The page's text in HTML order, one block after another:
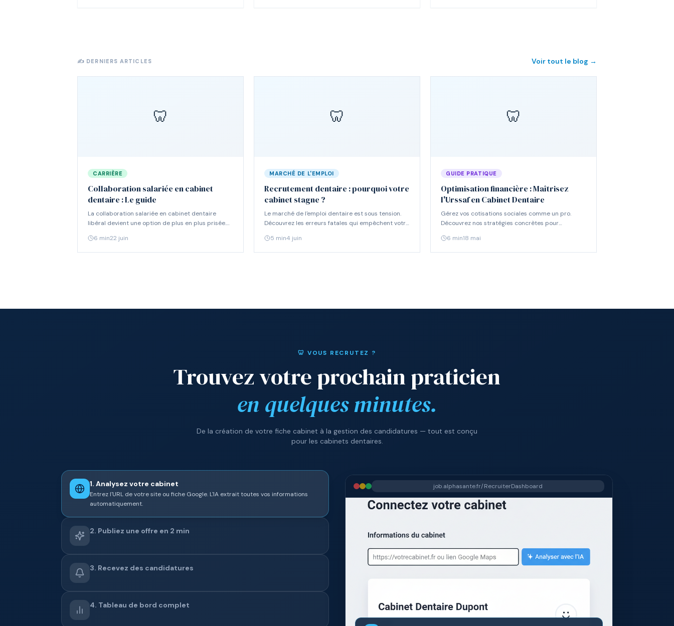
✍️ DERNIERS ARTICLES Voir tout le blog →
🦷
CARRIÈRE
Collaboration salariée en cabinet
dentaire : Le guide
La collaboration salariée en cabinet dentaire
libéral devient une option de plus en plus prisée.
transition.
6 min22 juin
🦷
MARCHÉ DE L'EMPLOI
Recrutement dentaire : pourquoi votre
cabinet stagne ?
Le marché de l'emploi dentaire est sous tension.
Découvrez les erreurs fatales qui empêchent votre
remédier.
5 min4 juin
🦷
GUIDE PRATIQUE
Optimisation financière : Maîtrisez
l'Urssaf en Cabinet Dentaire
Gérez vos cotisations sociales comme un pro.
Découvrez nos stratégies concrètes pour
améliorer votre trésorerie.
6 min18 mai
🦷 VOUS RECRUTEZ ?
Trouvez votre prochain praticien
en quelques minutes.
De la création de votre fiche cabinet à la gestion des candidatures — tout est conçu
pour les cabinets dentaires.
1. Analysez votre cabinet
Entrez l'URL de votre site ou fiche Google. L'IA extrait toutes vos informations
automatiquement.
2. Publiez une offre en 2 min
3. Recevez des candidatures
4. Tableau de bord complet
job.alphasante.fr/RecruiterDashboard